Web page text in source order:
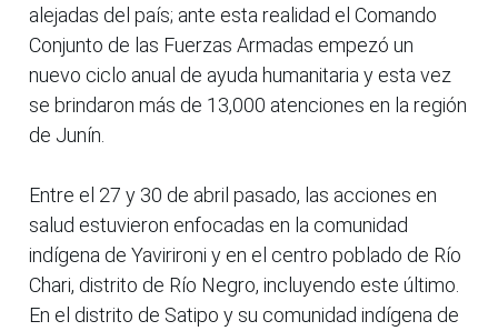
alejadas del país; ante esta realidad el Comando
Conjunto de las Fuerzas Armadas empezó un
nuevo ciclo anual de ayuda humanitaria y esta vez
se brindaron más de 13,000 atenciones en la región
de Junín.
Entre el 27 y 30 de abril pasado, las acciones en
salud estuvieron enfocadas en la comunidad
indígena de Yavirironi y en el centro poblado de Río
Chari, distrito de Río Negro, incluyendo este último.
En el distrito de Satipo y su comunidad indígena de